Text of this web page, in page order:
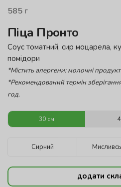
585 г
Піца Пронто
Соус томатний, сир моцарела,
помідори
*Містить алергени: молочні
*Рекомендований термін
год.
30 см
Сирний
додати